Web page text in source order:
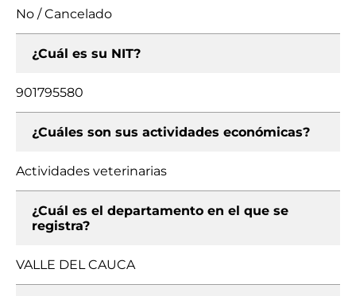
No / Cancelado
¿Cuál es su NIT?
901795580
¿Cuáles son sus actividades económicas?
Actividades veterinarias
¿Cuál es el departamento en el que se
registra?
VALLE DEL CAUCA